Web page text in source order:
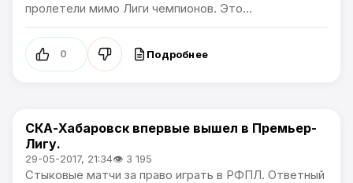
пролетели мимо Лиги чемпионов. Это...
0 Подробнее
Премьер лига
СКА-Хабаровск впервые вышел в Премьер-
Лигу.
29-05-2017, 21:34👁 3 195
Стыковые матчи за право играть в РФПЛ. Ответный